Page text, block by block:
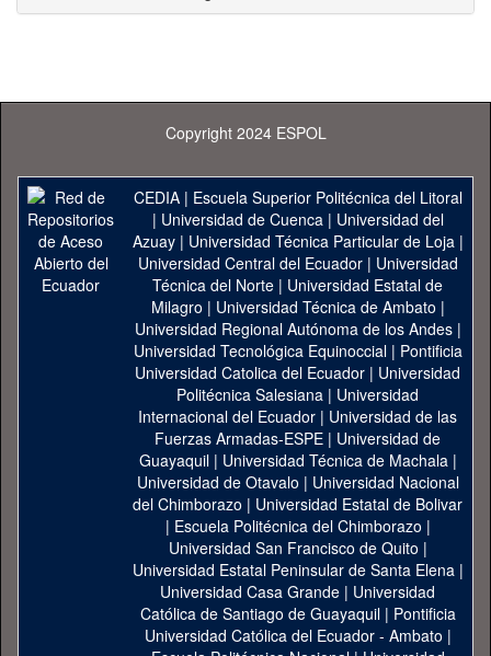
Copyright 2024 ESPOL
CEDIA| Escuela Superior Politécnica del Litoral
| Universidad de Cuenca| Universidad del
Azuay| Universidad Técnica Particular de Loja|
Universidad Central del Ecuador| Universidad
Técnica del Norte | Universidad Estatal de
Milagro | Universidad Técnica de Ambato |
Universidad Regional Autónoma de los Andes|
Universidad Tecnológica Equinoccial| Pontificia
Universidad Catolica del Ecuador | Universidad
Politécnica Salesiana | Universidad
Internacional del Ecuador | Universidad de las
Fuerzas Armadas-ESPE | Universidad de
Guayaquil| Universidad Técnica de Machala|
Universidad de Otavalo | Universidad Nacional
del Chimborazo | Universidad Estatal de Bolivar
| Escuela Politécnica del Chimborazo |
Universidad San Francisco de Quito |
Universidad Estatal Peninsular de Santa Elena|
Universidad Casa Grande | Universidad
Católica de Santiago de Guayaquil| Pontificia
Universidad Católica del Ecuador - Ambato |